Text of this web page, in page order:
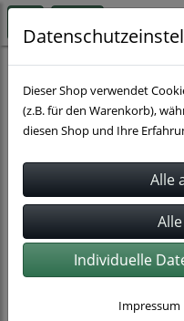
Schlauchbefestigung
Produkte je Seite
Schlauchschellen
Dieser Shop verwendet
(z.B. für den Warenkorb),
diesen Shop und Ihre
Individuelle
Impressum